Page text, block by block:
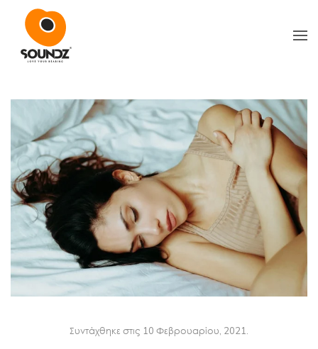
Skip to main content
Συντάχθηκε στις 10 Φεβρουαρίου, 2021.